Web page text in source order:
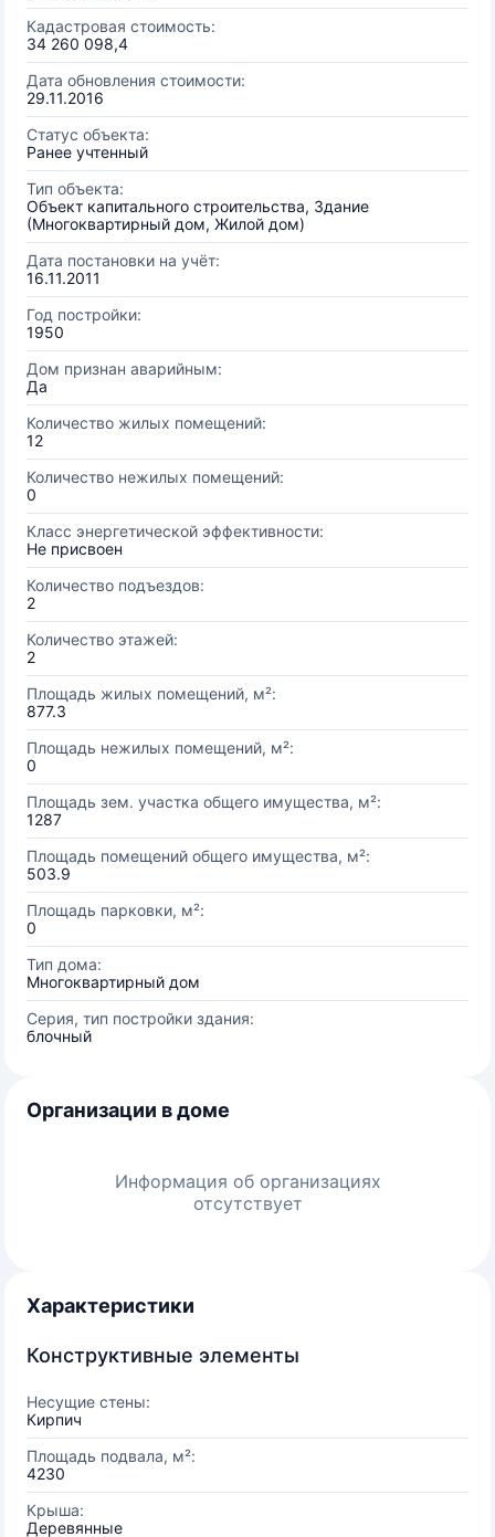
Кадастровая стоимость:
34 260 098,4
Дата обновления стоимости:
29.11.2016
Статус объекта:
Ранее учтенный
Тип объекта:
Объект капитального строительства, Здание
(Многоквартирный дом, Жилой дом)
Дата постановки на учёт:
16.11.2011
Год постройки:
1950
Дом признан аварийным:
Да
Количество жилых помещений:
12
Количество нежилых помещений:
0
Класс энергетической эффективности:
Не присвоен
Количество подъездов:
2
Количество этажей:
2
Площадь жилых помещений, м²:
877.3
Площадь нежилых помещений, м²:
0
Площадь зем. участка общего имущества, м²:
1287
Площадь помещений общего имущества, м²:
503.9
Площадь парковки, м²:
0
Тип дома:
Многоквартирный дом
Серия, тип постройки здания:
блочный
Организации в доме
Информация об организациях
отсутствует
Характеристики
Конструктивные элементы
Несущие стены:
Кирпич
Площадь подвала, м²:
4230
Крыша:
Деревянные